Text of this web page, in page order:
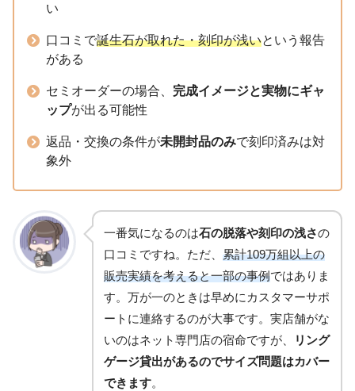
い
口コミで誕生石が取れた・刻印が浅いという報告
がある
セミオーダーの場合、 完成イメージと実物にギャ
ップが出る可能性
返品・交換の条件が未開封品のみで刻印済みは対
象外
一番気になるのは石の脱落や刻印の浅さの
口コミですね。ただ、 累計109万組以上の
販売実績を考えると一部の事例ではありま
す。万が一のときは早めにカスタマーサポ
ートに連絡するのが大事です。実店舗がな
いのはネット専門店の宿命ですが、
リング
ゲージ貸出があるのでサイズ問題はカバー
できます。